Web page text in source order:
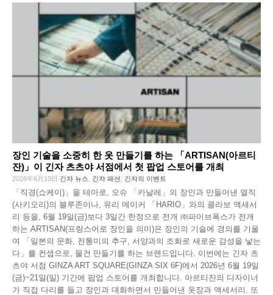
장인 기술을 소중히 한 옷 만들기를 하는 「ARTISAN(아르티
잔)」이 긴자 츠츠야 서점에서 첫 팝업 스토어를 개최
2026年6月10日 긴자 뉴스 긴자 패션 긴자의 이벤트
「직경(쇼케이)」을 테마로, 오슈 「카날레」의 장인과 만들어낸 열직
(사키오리)의 블루존이나, 유리 메이커 「HARIO」와의 콜라보 액세서
리 등을, 6월 19일(금)보다 3일간 한정으로 전개 ㈜파이브폭스가 전개
하는 ARTISAN(프랑스어로 장인을 의미)은 장인의 기술에 경의를 기울
여 「일본의 문화, 전통미의 추구, 서양과의 조화로 새로운 감성을 낳는
다」를 컨셉으로, 물건 만들기를 하는 브랜드입니다. 이번에는 긴자 츠
츠야 서점 GINZA ART SQUARE(GINZA SIX 6F)에서 2026년 6월 19일
(금)~21일(일) 기간에 팝업 스토어를 개최합니다. 아르티잔의 디자이너
가 직접 다리를 들고 장인과 대화하면서 만들어낸 옷장과 액세서리. 또